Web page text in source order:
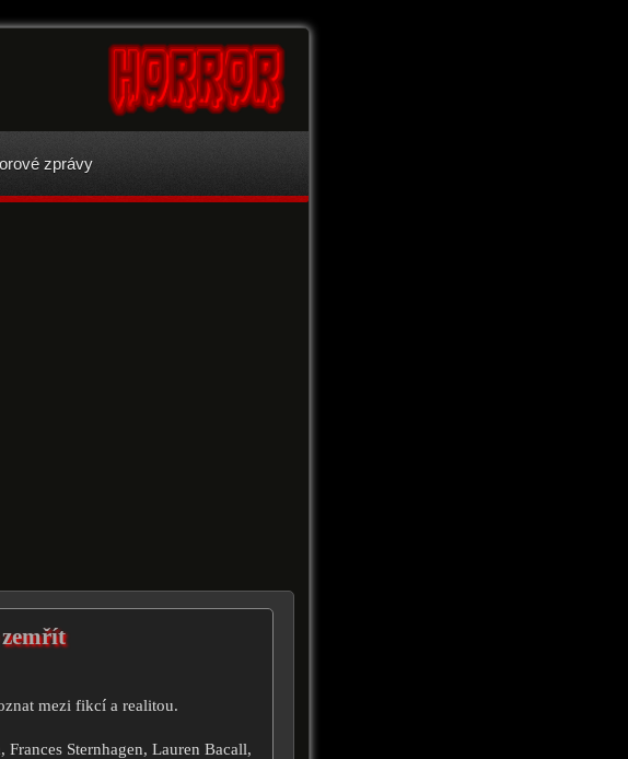
zprávy
mezi fikcí a realitou.
Frances Sternhagen, Lauren Bacall,